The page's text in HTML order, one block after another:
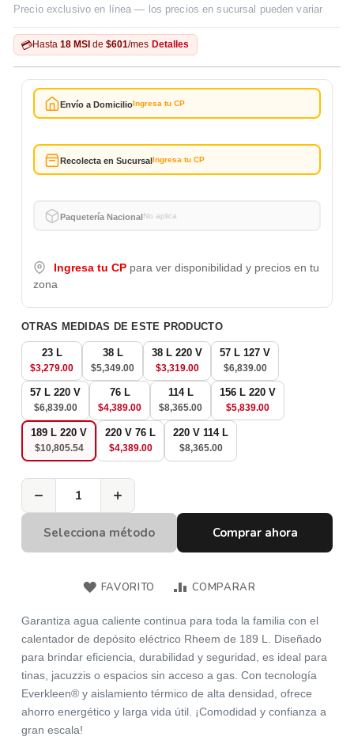
Precio exclusivo en línea — los precios en sucursal pueden variar
💳Hasta 18 MSI de $601/mes Detalles
Envío a DomicilioIngresa tu CP
Recolecta en SucursalIngresa tu CP
Paquetería NacionalNo aplica
Ingresa tu CP para ver disponibilidad y precios en tu
zona
OTRAS MEDIDAS DE ESTE PRODUCTO
23 L
Precio
Especial
$3,279.00
38 L
$5,349.00
38 L 220 V
Precio
Especial
$3,319.00
57 L 127 V
$6,839.00
57 L 220 V
$6,839.00
76 L
Precio
Especial
$4,389.00
114 L
$8,365.00
156 L 220 V
Precio
Especial
$5,839.00
189 L 220 V
$10,805.54
220 V 76 L
Precio
Especial
$4,389.00
220 V 114 L
$8,365.00
− +
Selecciona método Comprar ahora
FAVORITO COMPARAR
Garantiza agua caliente continua para toda la familia con el
calentador de depósito eléctrico Rheem de 189 L. Diseñado
para brindar eficiencia, durabilidad y seguridad, es ideal para
tinas, jacuzzis o espacios sin acceso a gas. Con tecnología
Everkleen® y aislamiento térmico de alta densidad, ofrece
ahorro energético y larga vida útil. ¡Comodidad y confianza a
gran escala!